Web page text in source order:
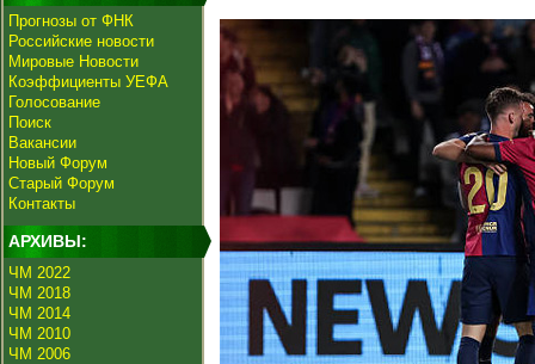
Прогнозы от ФНК
Российские новости
Мировые Новости
Коэффициенты УЕФА
Голосование
Поиск
Вакансии
Новый Форум
Старый Форум
Контакты
АРХИВЫ:
ЧМ 2022
ЧМ 2018
ЧМ 2014
ЧМ 2010
ЧМ 2006